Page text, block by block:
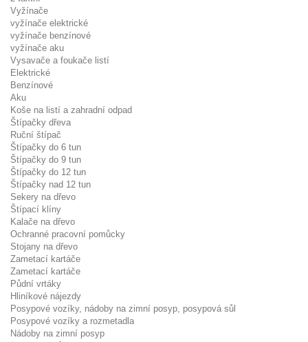
Vyžínače
vyžínače elektrické
vyžínače benzínové
vyžínače aku
Vysavače a foukače listí
Elektrické
Benzínové
Aku
Koše na listí a zahradní odpad
Štípačky dřeva
Ruční štípač
Štípačky do 6 tun
Štípačky do 9 tun
Štípačky do 12 tun
Štípačky nad 12 tun
Sekery na dřevo
Štípací klíny
Kalače na dřevo
Ochranné pracovní pomůcky
Stojany na dřevo
Zametací kartáče
Zametací kartáče
Půdní vrtáky
Hliníkové nájezdy
Posypové vozíky, nádoby na zimní posyp, posypová sůl
Posypové vozíky a rozmetadla
Nádoby na zimní posyp